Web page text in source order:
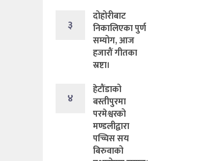
३
दोहोरीबाट
निकालिएका पुर्ण
सम्योग, आज
हजारौं गीतका
स्रष्टा।
४
हेटौंडाको
बस्तीपुरमा
परमेश्वरको
मण्डलीद्वारा
पच्चिस सय
बिरुवाको